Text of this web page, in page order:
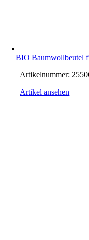
BIO Baumwollbeutel
Artikelnummer:
Artikel ansehen